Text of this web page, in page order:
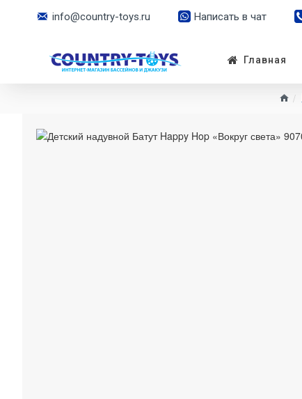
info@country-toys.ru Написать в чат
Главная